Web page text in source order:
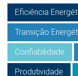
Eficiência
Transição
Confiabilidade
Produtividade